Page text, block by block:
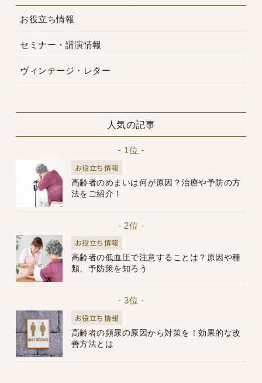
お役立ち情報
セミナー・講演情報
ヴィンテージ・レター
人気の記事
- 1位 -
お役立ち情報
高齢者のめまいは何が原因？治療や予防の方
法をご紹介！
- 2位 -
お役立ち情報
高齢者の低血圧で注意することは？原因や種
類、予防策を知ろう
- 3位 -
お役立ち情報
高齢者の頻尿の原因から対策を！効果的な改
善方法とは